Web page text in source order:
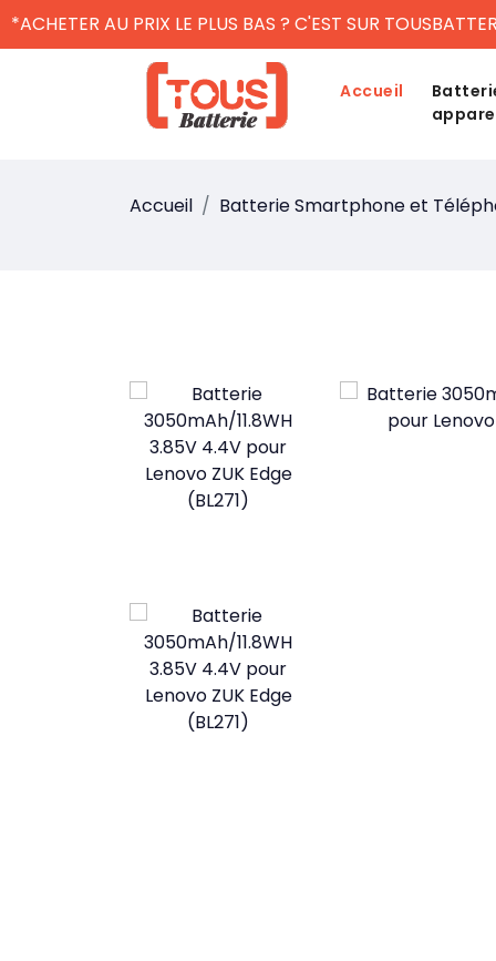
*ACHETER AU PRIX LE PLUS BAS ? C'EST SUR
Accueil
Accueil Batterie Smartphone et